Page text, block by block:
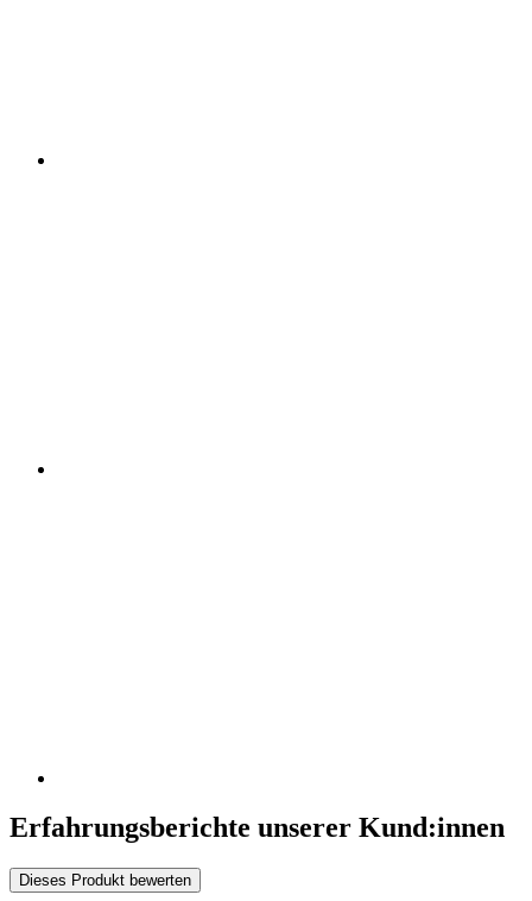
Erfahrungsberichte unserer Kund:innen
Dieses Produkt bewerten